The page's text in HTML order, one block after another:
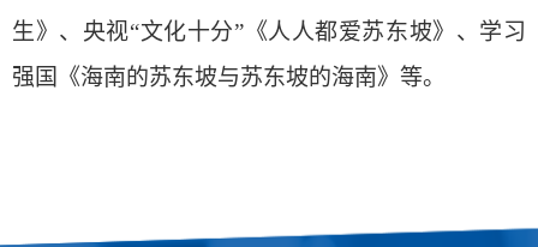
生》、央视“文化十分”《人人都爱苏东坡》、学习
强国《海南的苏东坡与苏东坡的海南》等。